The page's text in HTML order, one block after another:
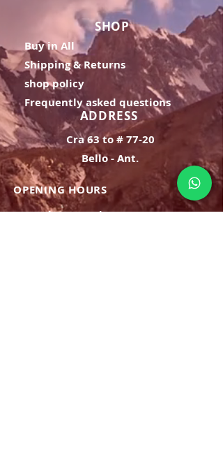
SHOP
Buy in All
Shipping & Returns
shop policy
Frequently asked questions
ADDRESS
Cra 63 to # 77-20
Bello - Ant.
OPENING HOURS
Monday Saturday:
8am to 9pm